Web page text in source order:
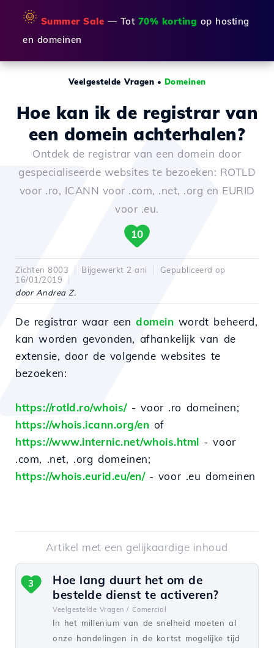
🌞 Summer Sale — Tot 70% korting op hosting
en domeinen
Veelgestelde Vragen • Domeinen
Hoe kan ik de registrar van
een domein achterhalen?
Ontdek de registrar van een domein door
gespecialiseerde websites te bezoeken: ROTLD
voor .ro, ICANN voor .com, .net, .org en EURID
voor .eu.
10
Zichten 8003 Bijgewerkt 2 ani
Gepubliceerd op
16/01/2019
door Andrea Z.
De registrar waar eendomein wordt beheerd,
kan worden gevonden, afhankelijk van de
extensie, door de volgende websites te
bezoeken:
https://rotld.ro/whois/- voor .ro domeinen;
https://whois.icann.org/en of
https://www.internic.net/whois.html - voor
.com, .net, .org domeinen;
https://whois.eurid.eu/en/ - voor .eu domeinen
Artikel met een gelijkaardige inhoud
Hoe lang duurt het om de
bestelde dienst te activeren?
Veelgestelde Vragen / Comercial
In het millenium van de snelheid moeten al
onze handelingen in de kortst mogelijke tijd
3